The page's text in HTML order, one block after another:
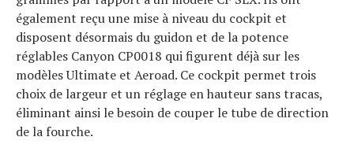
également reçu une mise à niveau du cockpit et
disposent désormais du guidon et de la potence
réglables Canyon CP0018 qui figurent déjà sur les
modèles Ultimate et Aeroad. Ce cockpit permet trois
choix de largeur et un réglage en hauteur sans tracas,
éliminant ainsi le besoin de couper le tube de direction
de la fourche.